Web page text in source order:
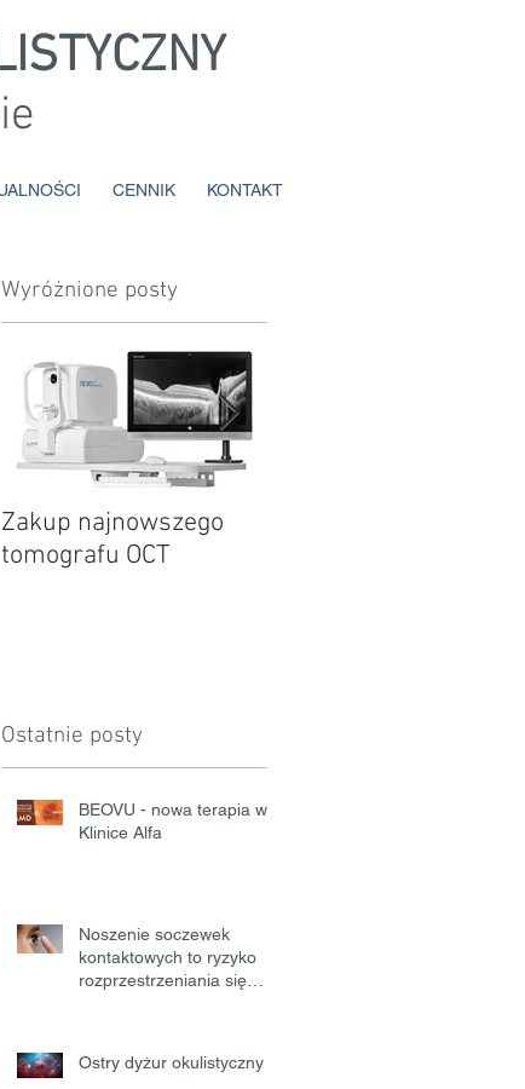
CENNIK KONTAKT
Wyróżnione posty
Zakup najnowszego
tomografu OCT
Ostatnie posty
BEOVU - nowa terapia w
Klinice Alfa
Noszenie soczewek
kontaktowych to ryzyko
rozprzestrzeniania się
Ostry dyżur okulistyczny